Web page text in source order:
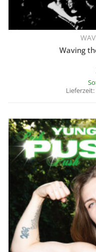
Waving
Lieferzeit: